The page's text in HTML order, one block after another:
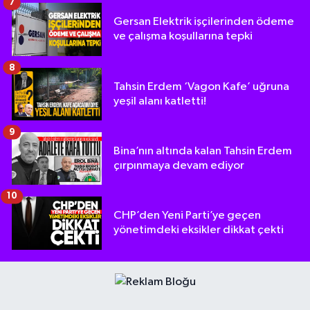
Gersan Elektrik işçilerinden ödeme
ve çalışma koşullarına tepki
7
Tahsin Erdem ‘Vagon Kafe’ uğruna
yeşil alanı katletti!
8
Bina’nın altında kalan Tahsin Erdem
çırpınmaya devam ediyor
9
CHP’den Yeni Parti’ye geçen
yönetimdeki eksikler dikkat çekti
10